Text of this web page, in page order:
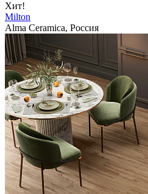
Хит!
Milton
Alma Ceramica, Россия